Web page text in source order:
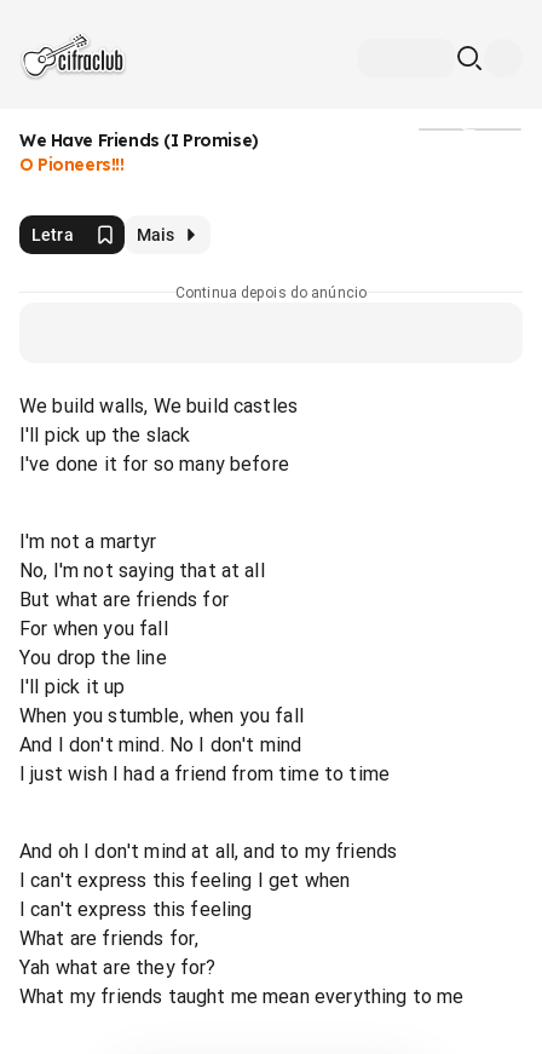
We Have Friends (I Promise)
O Pioneers!!!
Letra Mais
Continua depois do anúncio
We build walls, We build castles
I'll pick up the slack
I've done it for so many before
I'm not a martyr
No, I'm not saying that at all
But what are friends for
For when you fall
You drop the line
I'll pick it up
When you stumble, when you fall
And I don't mind. No I don't mind
I just wish I had a friend from time to time
And oh I don't mind at all, and to my friends
I can't express this feeling I get when
I can't express this feeling
What are friends for,
Yah what are they for?
What my friends taught me mean everything to me